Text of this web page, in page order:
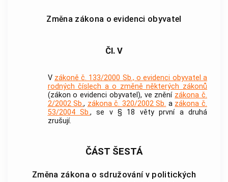
Změna zákona o evidenci obyvatel
Čl. V
V zákoně č. 133/2000 Sb., o evidenci obyvatel a
rodných číslech a o změně některých zákonů
(zákon o evidenci obyvatel), ve znění zákona č.
2/2002 Sb., zákona č. 320/2002 Sb. a zákona č.
53/2004 Sb., se v § 18 věty první a druhá
zrušují.
ČÁST ŠESTÁ
Změna zákona o sdružování v politických